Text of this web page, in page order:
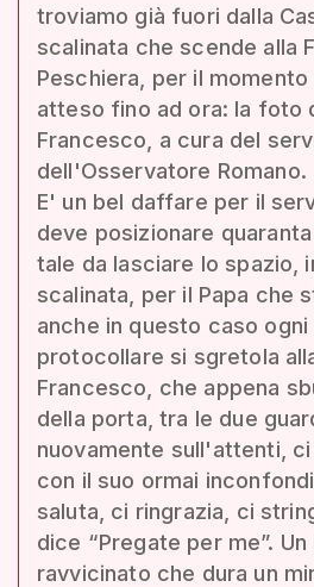
troviamo già fuori dalla
scalinata che scende alla
Peschiera, per il
atteso fino ad ora: la foto
Francesco, a cura del
dell'Osservatore Romano.
E' un bel daffare per il
deve posizionare
tale da lasciare lo spazio,
scalinata, per il Papa che
anche in questo caso
protocollare si sgretola
Francesco, che appena
della porta, tra le due
nuovamente sull'attenti,
con il suo ormai
saluta, ci ringrazia, ci
dice “Pregate per me”.
ravvicinato che dura un